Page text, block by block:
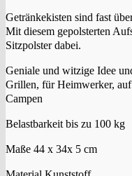
Getränkekisten sind fast
Mit diesem gepolsterten
Sitzpolster dabei.
Geniale und witzige Idee
Grillen, für Heimwerker,
Campen
Belastbarkeit bis zu 100 kg
Maße 44 x 34x 5 cm